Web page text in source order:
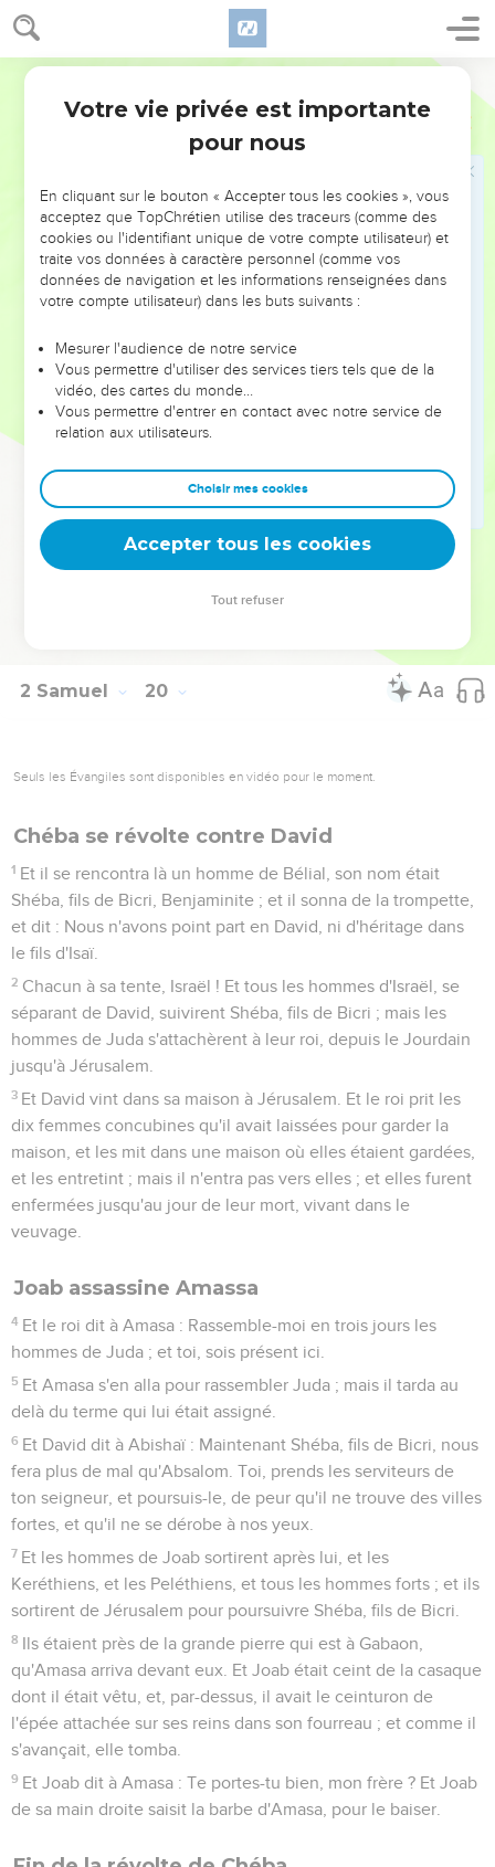
2 Samuel 19
39 Et tout le peuple passa le Jourdain, et le roi passa. Et le roi
baisa Barzillaï, et le bénit ; et Barzillaï s'en retourna en son
lieu.
Et le roi passa à Guilgal, et Kimham passa avec lui ; et tout
le peuple de Juda, et aussi la moitié du peuple d'Israël, firent
Querelle entre Judéens et Israélites
Et voici, tous les hommes d'Israël vinrent vers le roi, et
dirent au roi : Pourquoi nos frères, les hommes de Juda,
t'ont-ils enlevé et ont-ils fait passer le Jourdain au roi, et à sa
Et tous les hommes de Juda répondirent aux hommes
d'Israël : Parce que le roi m'est proche ; et pourquoi y a-t-il
chez toi cette colère à cause de cela ? Avons-nous mangé
quelque chose qui vînt du roi, ou nous a-t-il fait des
présents ?
Et les hommes d'Israël répondirent aux hommes de Juda,
et dirent : J'ai dix parts au roi, et aussi en David j'ai plus que
toi ; et pourquoi m'as-tu méprisé ? Et ma parole n'a-t-elle pas
2 Samuel 20
Seuls les Évangiles sont disponibles en vidéo pour le moment.
Chéba se révolte contre David
1 Et il se rencontra là un homme de Bélial, son nom était
Shéba, fils de Bicri, Benjaminite ; et il sonna de la trompette,
et dit : Nous n'avons point part en David, ni d'héritage dans
le fils d'Isaï.
2 Chacun à sa tente, Israël ! Et tous les hommes d'Israël, se
séparant de David, suivirent Shéba, fils de Bicri ; mais les
hommes de Juda s'attachèrent à leur roi, depuis le Jourdain
jusqu'à Jérusalem.
3 Et David vint dans sa maison à Jérusalem. Et le roi prit les
dix femmes concubines qu'il avait laissées pour garder la
maison, et les mit dans une maison où elles étaient gardées,
et les entretint ; mais il n'entra pas vers elles ; et elles furent
enfermées jusqu'au jour de leur mort, vivant dans le
veuvage.
Joab assassine Amassa
4 Et le roi dit à Amasa : Rassemble-moi en trois jours les
hommes de Juda ; et toi, sois présent ici.
5 Et Amasa s'en alla pour rassembler Juda ; mais il tarda au
delà du terme qui lui était assigné.
6 Et David dit à Abishaï : Maintenant Shéba, fils de Bicri, nous
fera plus de mal qu'Absalom. Toi, prends les serviteurs de
ton seigneur, et poursuis-le, de peur qu'il ne trouve des villes
fortes, et qu'il ne se dérobe à nos yeux.
7 Et les hommes de Joab sortirent après lui, et les
Keréthiens, et les Peléthiens, et tous les hommes forts ; et ils
sortirent de Jérusalem pour poursuivre Shéba, fils de Bicri.
8 Ils étaient près de la grande pierre qui est à Gabaon,
qu'Amasa arriva devant eux. Et Joab était ceint de la casaque
dont il était vêtu, et, par-dessus, il avait le ceinturon de
l'épée attachée sur ses reins dans son fourreau ; et comme il
s'avançait, elle tomba.
9 Et Joab dit à Amasa : Te portes-tu bien, mon frère ? Et Joab
de sa main droite saisit la barbe d'Amasa, pour le baiser.
Votre vie privée est importante
pour nous
En cliquant sur le bouton « Accepter tous les cookies », vous
acceptez que TopChrétien utilise des traceurs (comme des
cookies ou l'identifiant unique de votre compte utilisateur) et
traite vos données à caractère personnel (comme vos
données de navigation et les informations renseignées dans
votre compte utilisateur) dans les buts suivants :
Mesurer l'audience de notre service
Vous permettre d'utiliser des services tiers tels que de la
vidéo, des cartes du monde…
Vous permettre d'entrer en contact avec notre service de
relation aux utilisateurs.
Choisir mes cookies
Accepter tous les cookies
Tout refuser